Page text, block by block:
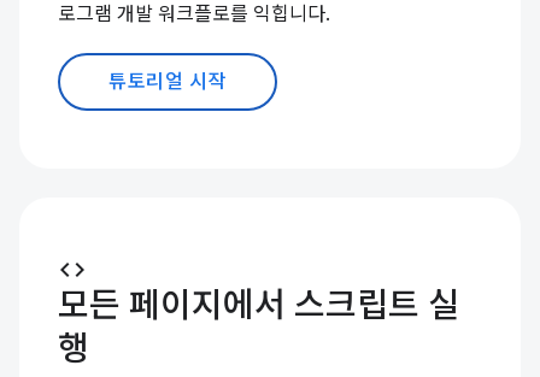
로그램 개발 워크플로를 익힙니다.
튜토리얼 시작
code
모든 페이지에서 스크립트 실
행